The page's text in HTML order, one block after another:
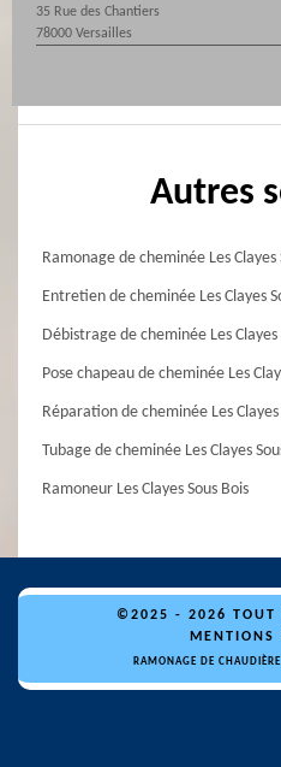
35 Rue des Chantiers
78000 Versailles
Autres
Ramonage de cheminée Les Clayes
Entretien de cheminée Les Clayes
Débistrage de cheminée Les Clayes
Pose chapeau de cheminée Les
Réparation de cheminée Les Clayes
Tubage de cheminée Les Clayes
Ramoneur Les Clayes Sous Bois
©2025 - 2026 TOUT
MENTIONS
RAMONAGE DE